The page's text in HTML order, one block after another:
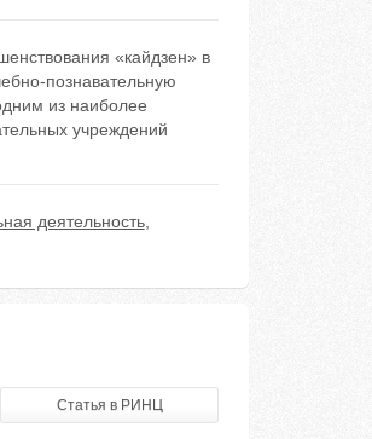
«кайдзен» в
познавательную
из наиболее
учреждений
деятельность,
Статья в РИНЦ